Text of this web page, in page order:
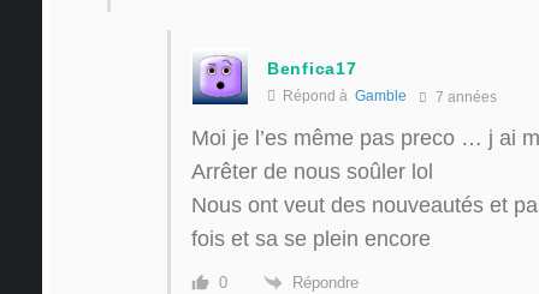
Benfica17
Répond à Gamble 7 années
Moi je l’es même pas preco … j ai
Arrêter de nous soûler lol
Nous ont veut des nouveautés et
fois et sa se plein encore
0 Répondre